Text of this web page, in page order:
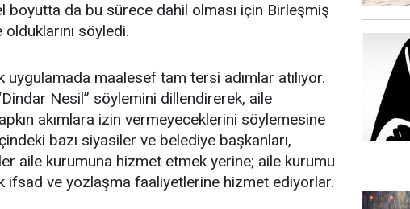
boyutta da bu sürece dahil olması için Birleşmiş
söyledi.
maalesef tam tersi adımlar atılıyor.
Nesil” söylemini dillendirerek, aile
akımlara izin vermeyeceklerini söylemesine
bazı siyasiler ve belediye başkanları,
aile kurumuna hizmet etmek yerine; aile kurumu
ifsad ve yozlaşma faaliyetlerine hizmet ediyorlar.